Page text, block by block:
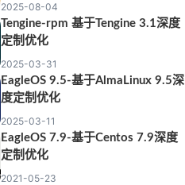
2025-08-04
Tengine-rpm 基于Tengine 3.1深度
定制优化
2025-03-31
EagleOS 9.5-基于AlmaLinux 9.5深
度定制优化
2025-03-11
EagleOS 7.9-基于Centos 7.9深度
定制优化
2021-05-23